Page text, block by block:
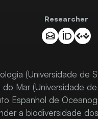
Researcher
(Universidade de
Mar (Universidade
Espanhol de
a biodiversidade